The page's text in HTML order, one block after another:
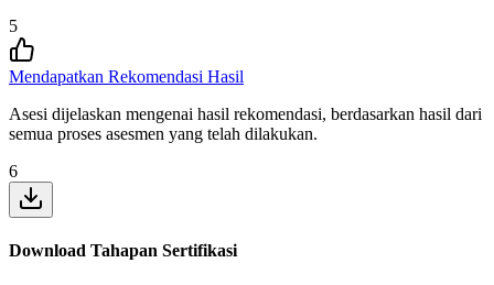
5
Mendapatkan Rekomendasi Hasil
Asesi dijelaskan mengenai hasil rekomendasi, berdasarkan hasil dari
semua proses asesmen yang telah dilakukan.
6
Download Tahapan Sertifikasi